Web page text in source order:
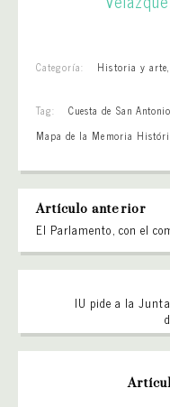
Categoría: Historia y arte,
Tag: Cuesta de San
Mapa de la Memoria
Artículo anterior
El Parlamento, con el
IU pide a la